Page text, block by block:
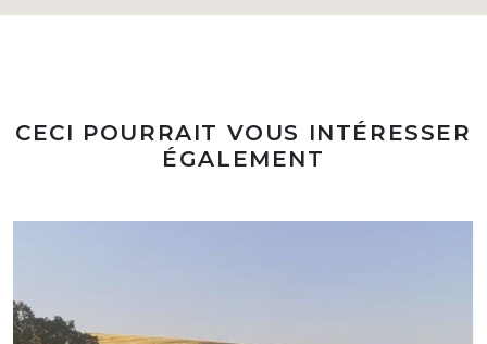
CECI POURRAIT VOUS INTÉRESSER
ÉGALEMENT